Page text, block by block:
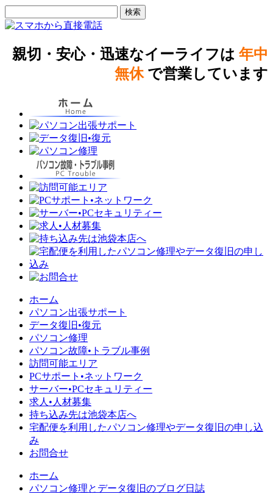
親切・安心・迅速なイーライフは 年中
無休で営業しています
ホーム
パソコン出張サポート
データ復旧•復元
パソコン修理
パソコン故障•トラブル事例
訪問可能エリア
PCサポート•ネットワーク
サーバー•PCセキュリティー
求人•人材募集
持ち込み先は池袋本店へ
宅配便を利用したパソコン修理やデータ復旧の申し込
み
お問合せ
ホーム
パソコン修理とデータ復旧のブログ日誌